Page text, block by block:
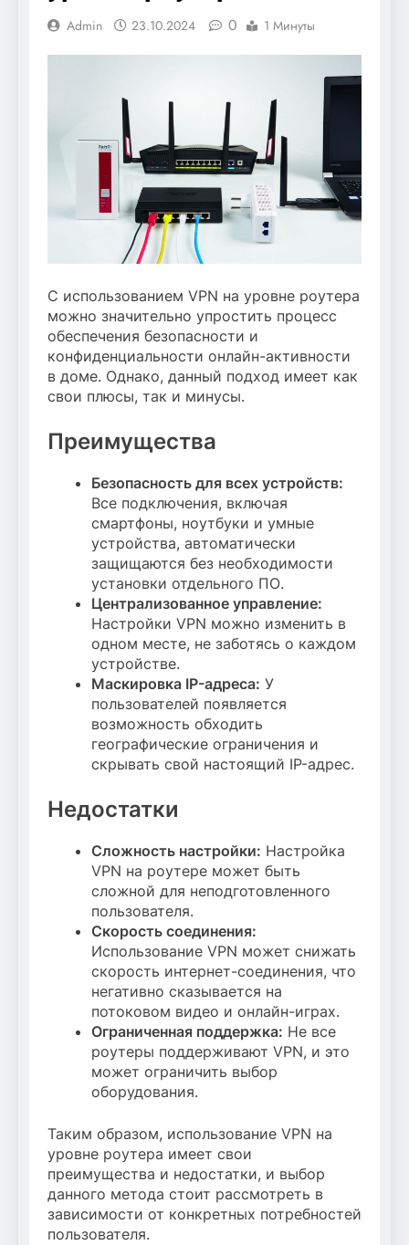
Admin 23.10.2024 0 1 Минуты
С использованием VPN на уровне роутера
можно значительно упростить процесс
обеспечения безопасности и
конфиденциальности онлайн-активности
в доме. Однако, данный подход имеет как
свои плюсы, так и минусы.
Преимущества
Безопасность для всех устройств:
Все подключения, включая
смартфоны, ноутбуки и умные
устройства, автоматически
защищаются без необходимости
установки отдельного ПО.
Централизованное управление:
Настройки VPN можно изменить в
одном месте, не заботясь о каждом
устройстве.
Маскировка IP-адреса: У
пользователей появляется
возможность обходить
географические ограничения и
скрывать свой настоящий IP-адрес.
Недостатки
Сложность настройки: Настройка
VPN на роутере может быть
сложной для неподготовленного
пользователя.
Скорость соединения:
Использование VPN может снижать
скорость интернет-соединения, что
негативно сказывается на
потоковом видео и онлайн-играх.
Ограниченная поддержка: Не все
роутеры поддерживают VPN, и это
может ограничить выбор
оборудования.
Таким образом, использование VPN на
уровне роутера имеет свои
преимущества и недостатки, и выбор
данного метода стоит рассмотреть в
зависимости от конкретных потребностей
пользователя.